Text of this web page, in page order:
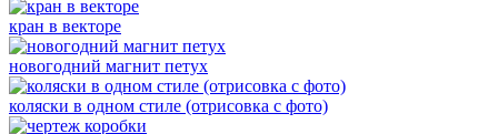
кран в векторе
новогодний магнит петух
коляски в одном стиле (отрисовка с фото)